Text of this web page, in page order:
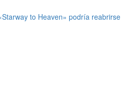
to Heaven» podría reabrirse